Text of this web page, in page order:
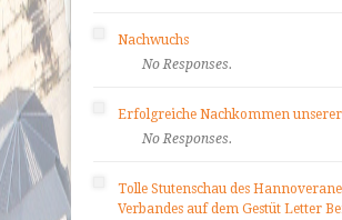
Nachwuchs
No Responses.
Erfolgreiche Nachkommen
No Responses.
Tolle Stutenschau des
Verbandes auf dem Gestüt Letter